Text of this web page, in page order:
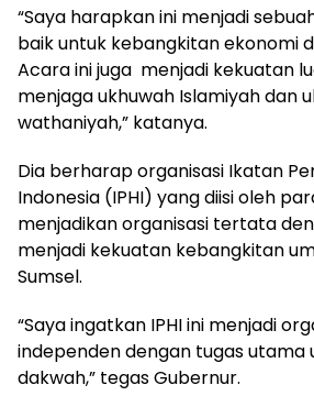
“Saya harapkan ini menjadi
baik untuk kebangkitan ekonomi
Acara ini juga menjadi kekuatan
menjaga ukhuwah Islamiyah dan
wathaniyah,” katanya.
Dia berharap organisasi Ikatan
Indonesia (IPHI) yang diisi oleh
menjadikan organisasi tertata
menjadi kekuatan kebangkitan
Sumsel.
“Saya ingatkan IPHI ini menjadi
independen dengan tugas utama
dakwah,” tegas Gubernur.